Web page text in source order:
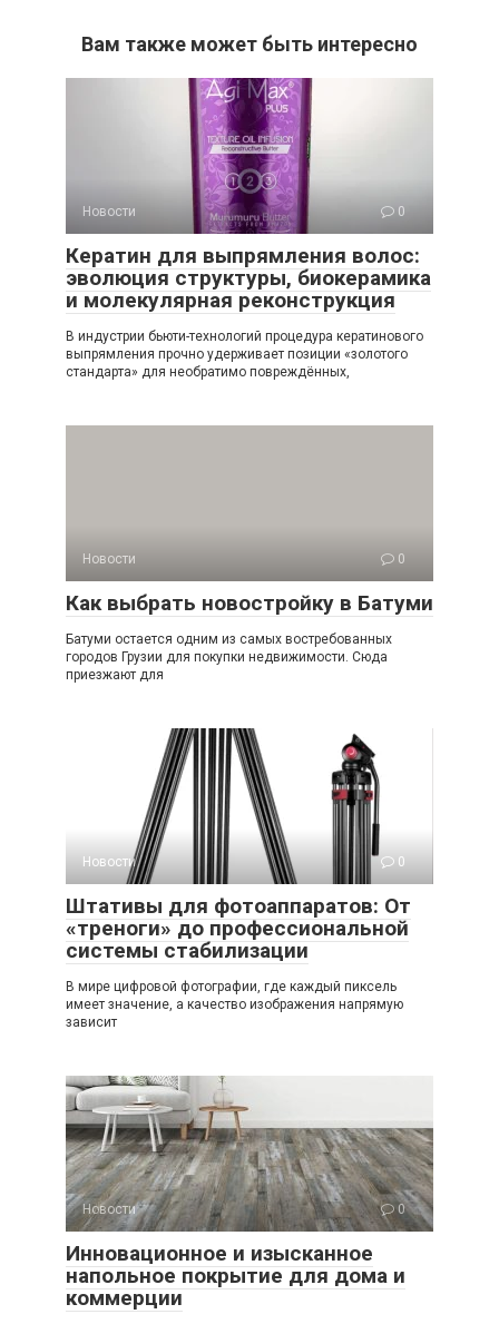
Вам также может быть интересно
Новости 0
Кератин для выпрямления волос:
эволюция структуры, биокерамика
и молекулярная реконструкция
В индустрии бьюти-технологий процедура кератинового
выпрямления прочно удерживает позиции «золотого
стандарта» для необратимо повреждённых,
Новости 0
Как выбрать новостройку в Батуми
Батуми остается одним из самых востребованных
городов Грузии для покупки недвижимости. Сюда
приезжают для
Новости 0
Штативы для фотоаппаратов: От
«треноги» до профессиональной
системы стабилизации
В мире цифровой фотографии, где каждый пиксель
имеет значение, а качество изображения напрямую
зависит
Новости 0
Инновационное и изысканное
напольное покрытие для дома и
коммерции